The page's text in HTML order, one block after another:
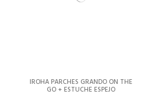
IROHA PARCHES GRANDO ON THE
GO + ESTUCHE ESPEJO